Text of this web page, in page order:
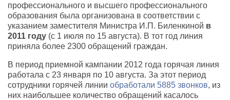
профессионального и высшего профессионального
образования была организована в соответствии с
указанием заместителя Министра И.П. Биленкиной в
2011 году (с 1 июля по 15 августа). В тот год линия
приняла более 2300 обращений граждан.
В период приемной кампании 2012 года горячая линия
работала с 23 января по 10 августа. За этот период
сотрудники горячей линии обработали 5885 звонков, из
них наибольшее количество обращений касалось